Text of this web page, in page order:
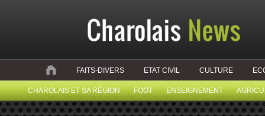
FAITS-DIVERS ETAT CIVIL CULTURE
CHAROLAIS ET SA RÉGION FOOT ENSEIGNEMENT